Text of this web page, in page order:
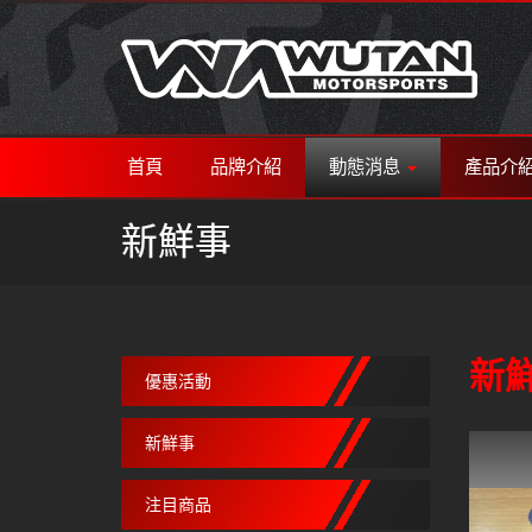
首頁 品牌介紹 動態消息 產品介
新鮮事
優惠活動
新鮮事
注目商品
新